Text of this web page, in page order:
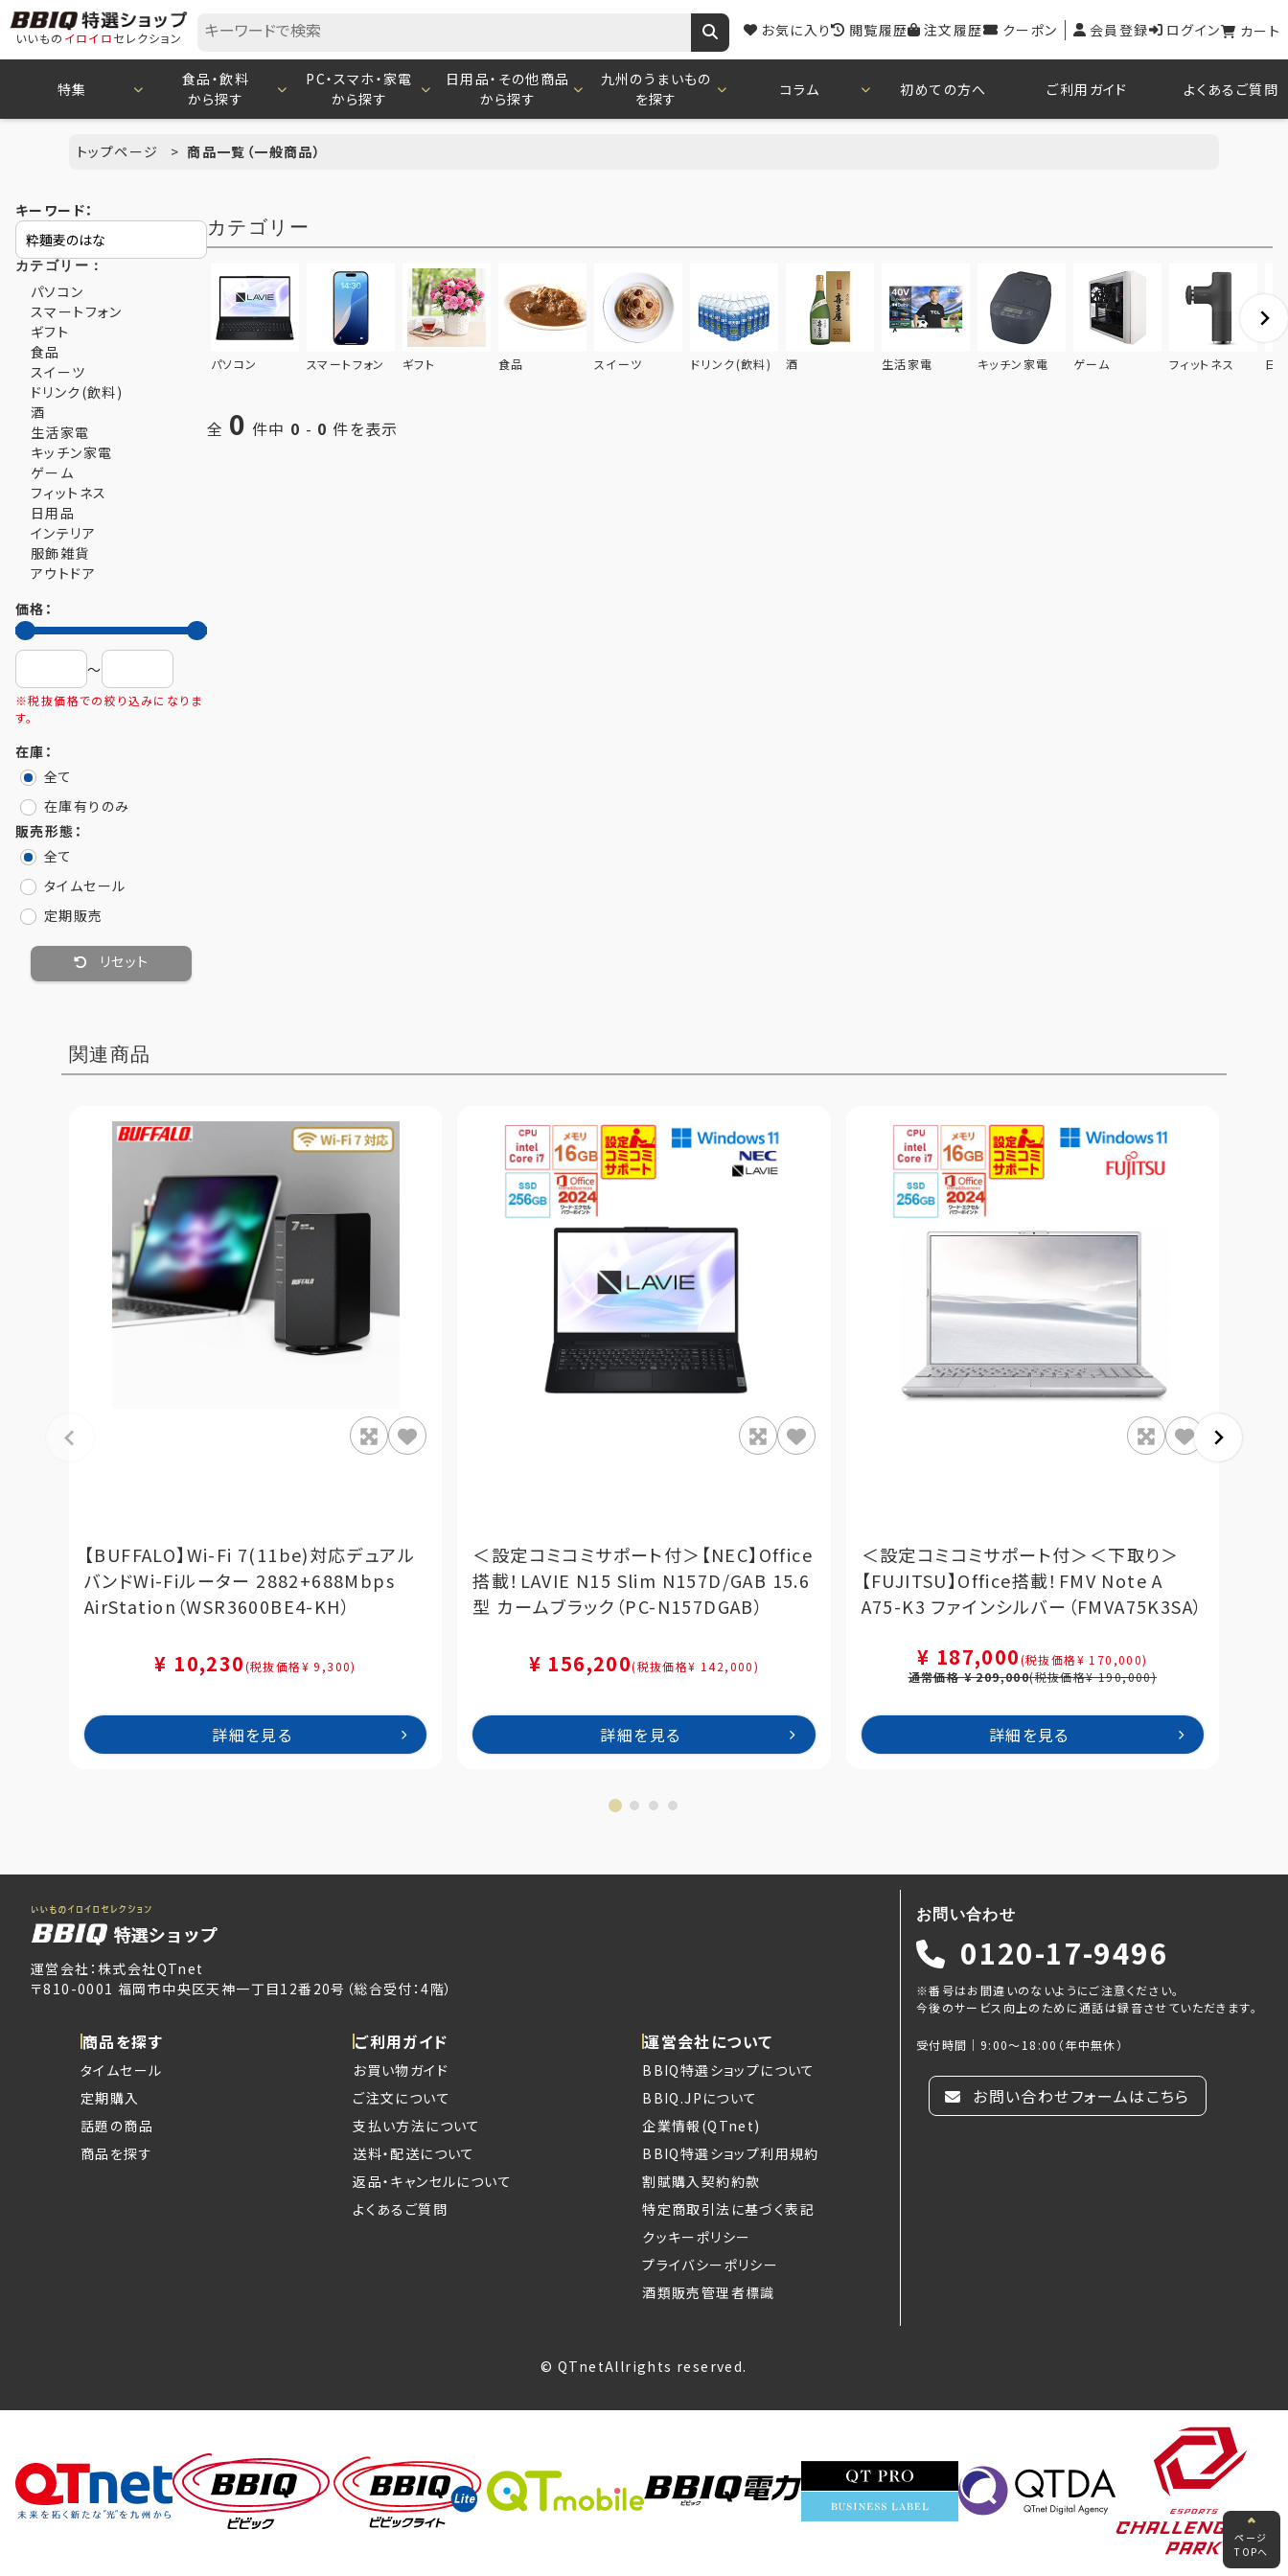
いいもの イロイロセレクション お気に入り 閲覧履歴 注文履歴 クーポン 会員登録 ログイン カート
特集
食品・飲料
から探す
PC・スマホ・家電
から探す
日用品・その他商品
から探す
九州のうまいもの
を探す
コラム 初めての方へ ご利用ガイド よくあるご質問
トップページ 商品一覧（一般商品）
キーワード：
カテゴリー：
パソコン
スマートフォン
ギフト
食品
スイーツ
ドリンク(飲料)
酒
生活家電
キッチン家電
ゲーム
フィットネス
日用品
インテリア
服飾雑貨
アウトドア
価格：
〜
※税抜価格での絞り込みになりま
す。
在庫：
全て
在庫有りのみ
販売形態：
全て
タイムセール
定期販売
リセット
カテゴリー
パソコン スマートフォン ギフト 食品 スイーツ ドリンク(飲料) 酒 生活家電 キッチン家電 ゲーム フィットネス 日
全 0 件中 0 - 0 件を表示
関連商品
【BUFFALO】Wi-Fi 7(11be)対応デュアル
バンドWi-Fiルーター 2882+688Mbps
AirStation（WSR3600BE4-KH）
¥ 10,230(税抜価格¥ 9,300)
詳細を見る
＜設定コミコミサポート付＞【NEC】Office
搭載！LAVIE N15 Slim N157D/GAB 15.6
型 カームブラック（PC-N157DGAB）
¥ 156,200(税抜価格¥ 142,000)
詳細を見る
＜設定コミコミサポート付＞＜下取り＞
【FUJITSU】Office搭載！FMV Note A
A75-K3 ファインシルバー（FMVA75K3SA）
¥ 187,000(税抜価格¥ 170,000)
通常価格 ¥ 209,000(税抜価格¥ 190,000)
詳細を見る
運営会社：株式会社QTnet
〒810-0001 福岡市中央区天神一丁目12番20号（総合受付：4階）
商品を探す
タイムセール
定期購入
話題の商品
商品を探す
ご利用ガイド
お買い物ガイド
ご注文について
支払い方法について
送料・配送について
返品・キャンセルについて
よくあるご質問
運営会社について
BBIQ特選ショップについて
BBIQ.JPについて
企業情報(QTnet)
BBIQ特選ショップ利用規約
割賦購入契約約款
特定商取引法に基づく表記
クッキーポリシー
プライバシーポリシー
酒類販売管理者標識
お問い合わせ
0120-17-9496
※番号はお間違いのないようにご注意ください。
今後のサービス向上のために通話は録音させていただきます。
受付時間｜9:00～18:00（年中無休）
お問い合わせフォームはこちら
© QTnetAllrights reserved.
ページ
TOPへ